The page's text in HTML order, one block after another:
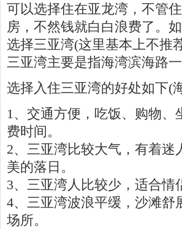
可以选择住在亚龙湾，不管
房，不然钱就白白浪费了。
选择三亚湾(这里基本上不推
三亚湾主要是指海湾滨海路一
选择入住三亚湾的好处如下(
1、交通方便，吃饭、购物
费时间。
2、三亚湾比较大气，有着
美的落日。
3、三亚湾人比较少，适合
4、三亚湾波浪平缓，沙滩
场所。